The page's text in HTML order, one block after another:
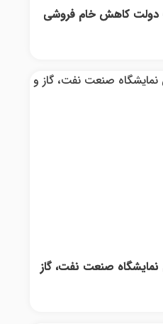
دولت کاهش خام فروشی
صنعت نفت، گاز